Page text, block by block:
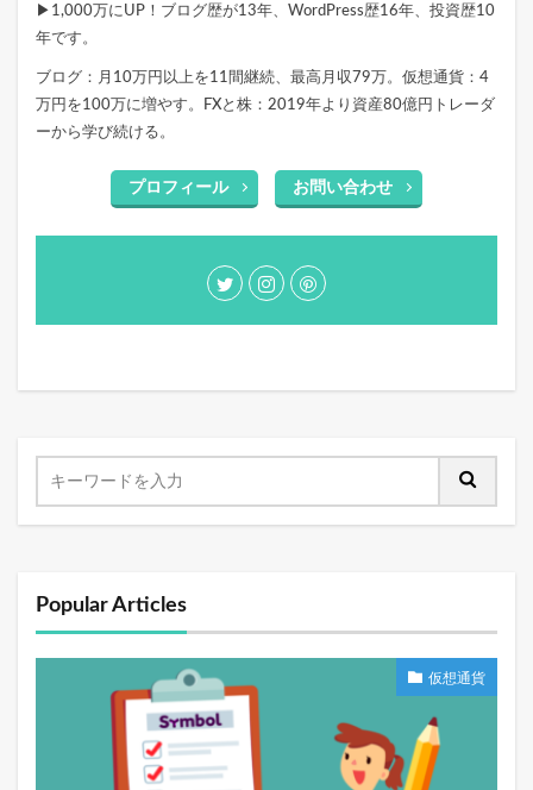
▶1,000万にUP！ブログ歴が13年、WordPress歴16年、投資歴10
年です。
ブログ：月10万円以上を11間継続、最高月収79万。仮想通貨：4
万円を100万に増やす。FXと株：2019年より資産80億円トレーダ
ーから学び続ける。
プロフィール お問い合わせ
Popular Articles
仮想通貨